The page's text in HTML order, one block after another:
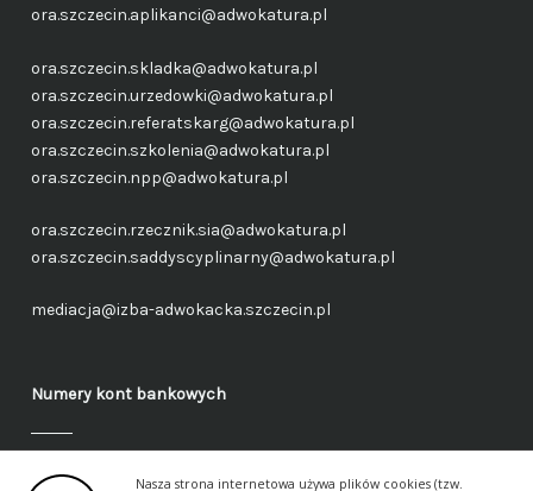
Nasza strona internetowa używa plików cookies (tzw.
ora.szczecin.aplikanci@adwokatura.pl
ora.szczecin.skladka@adwokatura.pl
ora.szczecin.urzedowki@adwokatura.pl
ora.szczecin.referatskarg@adwokatura.pl
ora.szczecin.szkolenia@adwokatura.pl
ora.szczecin.npp@adwokatura.pl
ora.szczecin.rzecznik.sia@adwokatura.pl
ora.szczecin.saddyscyplinarny@adwokatura.pl
mediacja@izba-adwokacka.szczecin.pl
Numery kont bankowych
Fundusz administracyjny – ogólny